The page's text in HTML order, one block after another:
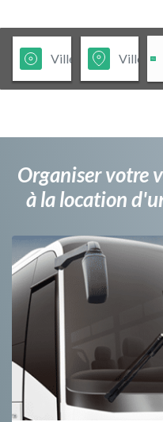
Organiser votre
à la location